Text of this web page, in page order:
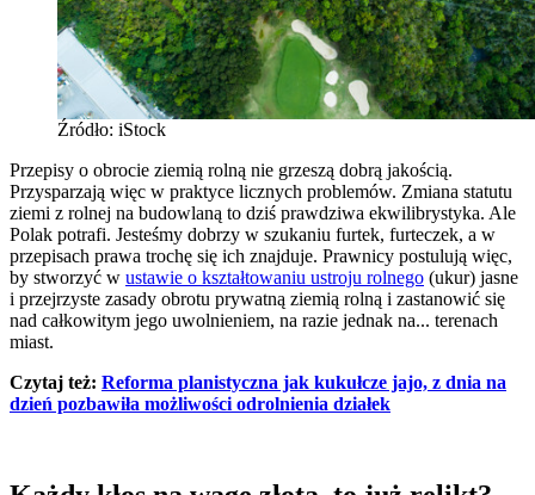
Źródło: iStock
Przepisy o obrocie ziemią rolną nie grzeszą dobrą jakością.
Przysparzają więc w praktyce licznych problemów. Zmiana statutu
ziemi z rolnej na budowlaną to dziś prawdziwa ekwilibrystyka. Ale
Polak potrafi. Jesteśmy dobrzy w szukaniu furtek, furteczek, a w
przepisach prawa trochę się ich znajduje. Prawnicy postulują więc,
by stworzyć w ustawie o kształtowaniu ustroju rolnego (ukur) jasne
i przejrzyste zasady obrotu prywatną ziemią rolną i zastanowić się
nad całkowitym jego uwolnieniem, na razie jednak na... terenach
miast.
Czytaj też: Reforma planistyczna jak kukułcze jajo, z dnia na
dzień pozbawiła możliwości odrolnienia działek